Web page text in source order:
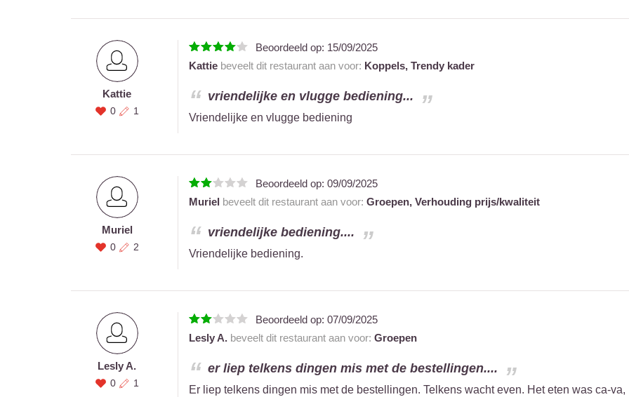
Kattie
0 1
Beoordeeld op: 15/09/2025
Kattiebeveelt dit restaurant aan voor: Koppels, Trendy kader
vriendelijke en vlugge bediening...
Vriendelijke en vlugge bediening
Muriel
0 2
Beoordeeld op: 09/09/2025
Muriel beveelt dit restaurant aan voor: Groepen, Verhouding prijs/kwaliteit
vriendelijke bediening....
Vriendelijke bediening.
Lesly A.
0 1
Beoordeeld op: 07/09/2025
Lesly A.beveelt dit restaurant aan voor: Groepen
er liep telkens dingen mis met de bestellingen....
Er liep telkens dingen mis met de bestellingen. Telkens wacht even. Het eten was ca-va,